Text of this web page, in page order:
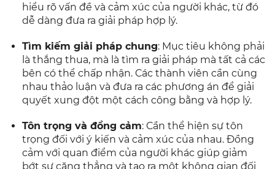
hiểu rõ vấn đề và cảm xúc của người khác, từ đó
dễ dàng đưa ra giải pháp hợp lý.
Tìm kiếm giải pháp chung: Mục tiêu không phải
là thắng thua, mà là tìm ra giải pháp mà tất cả các
bên có thể chấp nhận. Các thành viên cần cùng
nhau thảo luận và đưa ra các phương án để giải
quyết xung đột một cách công bằng và hợp lý.
Tôn trọng và đồng cảm: Cần thể hiện sự tôn
trọng đối với ý kiến và cảm xúc của nhau. Đồng
cảm với quan điểm của người khác giúp giảm
bớt sự căng thẳng và tạo ra một không gian đối